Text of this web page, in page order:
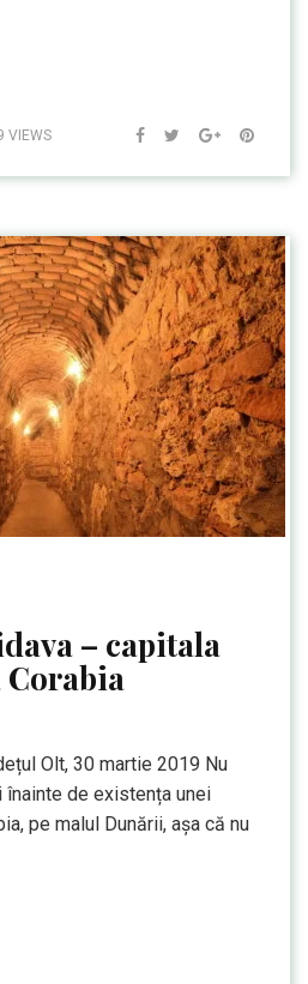
VIEWS
– capitala
Olt, 30 martie 2019 Nu
de existența unei
pe malul Dunării, așa că nu